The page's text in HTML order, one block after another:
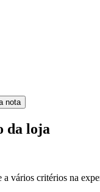
nota
da loja
a vários critérios na